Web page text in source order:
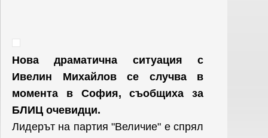
Нова драматична ситуация с
Ивелин Михайлов се случва в
момента в София, съобщиха за
БЛИЦ очевидци.
Лидерът на партия "Величие" е спрял